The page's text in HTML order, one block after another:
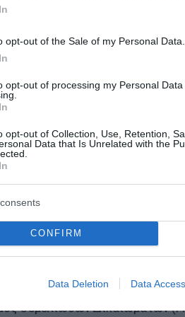
opt-out of the Sale of my Personal Data.
opt-out of processing my Personal
opt-out of Collection, Use, Retention,
Data that Is Unrelated with the
CONFIRM
Data Deletion Data Access
(Annual Solidarity Pool), η
κρατών – μελών.
σημαντικές
Eurodac, της κεντρικής
των αναγκαίων υποδομών
μετακινήσεων και
ευθύνης και μεταφορών.
λειτουργία του μηχανισμού
τονίζει ότι όλα τα κράτη –
για τη Διαχείριση
η Ευρωπαϊκή
των οποίων η Υπηρεσία
Θεμελιωδών Δικαιωμάτων